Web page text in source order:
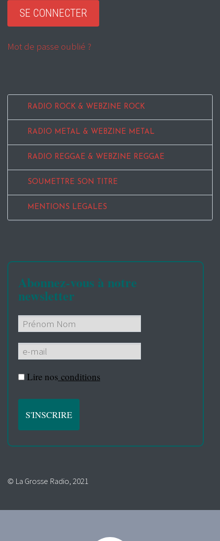
Mot de passe oublié ?
RADIO ROCK & WEBZINE ROCK
RADIO METAL & WEBZINE METAL
RADIO REGGAE & WEBZINE REGGAE
SOUMETTRE SON TITRE
MENTIONS LEGALES
Abonnez-vous à notre
newsletter
Lire nos conditions
© La Grosse Radio, 2021